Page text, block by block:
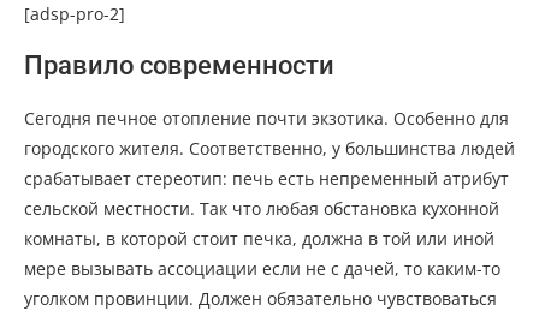
[adsp-pro-2]
Правило современности
Сегодня печное отопление почти экзотика. Особенно для
городского жителя. Соответственно, у большинства людей
срабатывает стереотип: печь есть непременный атрибут
сельской местности. Так что любая обстановка кухонной
комнаты, в которой стоит печка, должна в той или иной
мере вызывать ассоциации если не с дачей, то каким-то
уголком провинции. Должен обязательно чувствоваться